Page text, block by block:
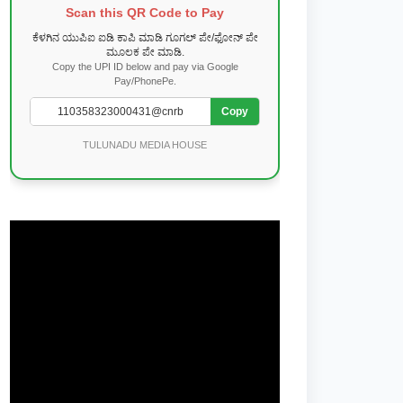
Scan this QR Code to Pay
ಕೆಳಗಿನ ಯುಪಿಐ ಐಡಿ ಕಾಪಿ ಮಾಡಿ ಗೂಗಲ್ ಪೇ/ಫೋನ್ ಪೇ
ಮೂಲಕ ಪೇ ಮಾಡಿ.
Copy the UPI ID below and pay via Google
Pay/PhonePe.
Copy
TULUNADU MEDIA HOUSE